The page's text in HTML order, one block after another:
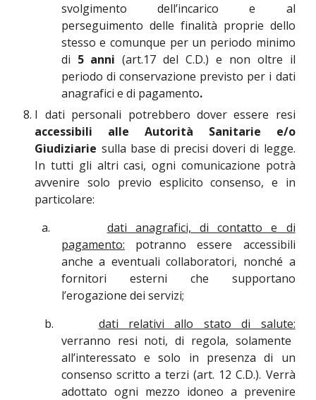
svolgimento dell’incarico e al
perseguimento delle finalità proprie dello
stesso e comunque per un periodo minimo
di 5 anni (art.17 del C.D.) e non oltre il
periodo di conservazione previsto per i dati
anagrafici e di pagamento.
I dati personali potrebbero dover essere resi
accessibili alle Autorità Sanitarie e/o
Giudiziarie sulla base di precisi doveri di legge.
In tutti gli altri casi, ogni comunicazione potrà
avvenire solo previo esplicito consenso, e in
particolare:
a.
dati anagrafici, di contatto e di
pagamento: potranno essere accessibili
anche a eventuali collaboratori, nonché a
fornitori esterni che supportano
l’erogazione dei servizi;
b.
dati relativi allo stato di salute:
verranno resi noti, di regola, solamente
all’interessato e solo in presenza di un
consenso scritto a terzi (art. 12 C.D.). Verrà
adottato ogni mezzo idoneo a prevenire